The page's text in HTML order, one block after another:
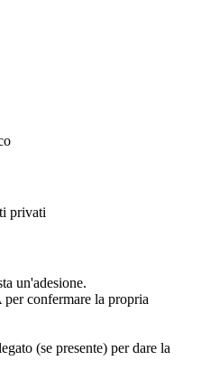
privati
un'adesione.
confermare la propria
(se presente) per dare la